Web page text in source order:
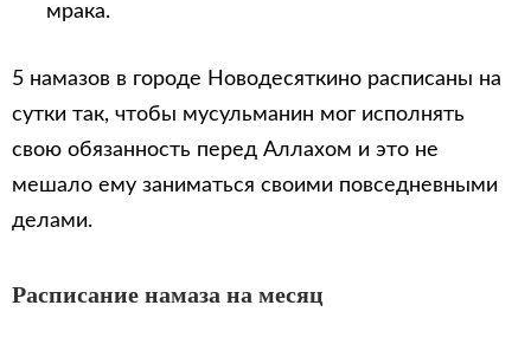
мрака.
5 намазов в городе Новодесяткино расписаны на
сутки так, чтобы мусульманин мог исполнять
свою обязанность перед Аллахом и это не
мешало ему заниматься своими повседневными
делами.
Расписание намаза на месяц